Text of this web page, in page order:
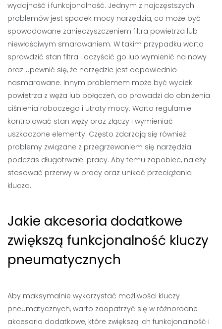
wydajność i funkcjonalność. Jednym z najczęstszych
problemów jest spadek mocy narzędzia, co może być
spowodowane zanieczyszczeniem filtra powietrza lub
niewłaściwym smarowaniem. W takim przypadku warto
sprawdzić stan filtra i oczyścić go lub wymienić na nowy
oraz upewnić się, że narzędzie jest odpowiednio
nasmarowane. Innym problemem może być wyciek
powietrza z węża lub połączeń, co prowadzi do obniżenia
ciśnienia roboczego i utraty mocy. Warto regularnie
kontrolować stan węży oraz złączy i wymieniać
uszkodzone elementy. Często zdarzają się również
problemy związane z przegrzewaniem się narzędzia
podczas długotrwałej pracy. Aby temu zapobiec, należy
stosować przerwy w pracy oraz unikać przeciążania
klucza.
Jakie akcesoria dodatkowe
zwiększą funkcjonalność kluczy
pneumatycznych
Aby maksymalnie wykorzystać możliwości kluczy
pneumatycznych, warto zaopatrzyć się w różnorodne
akcesoria dodatkowe, które zwiększą ich funkcjonalność i